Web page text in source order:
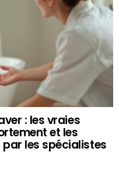
: les vraies
et les
les spécialistes